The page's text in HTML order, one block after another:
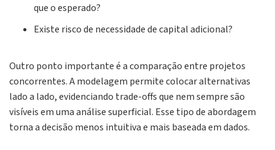
que o esperado?
Existe risco de necessidade de capital adicional?
Outro ponto importante é a comparação entre projetos
concorrentes. A modelagem permite colocar alternativas
lado a lado, evidenciando trade-offs que nem sempre são
visíveis em uma análise superficial. Esse tipo de abordagem
torna a decisão menos intuitiva e mais baseada em dados.